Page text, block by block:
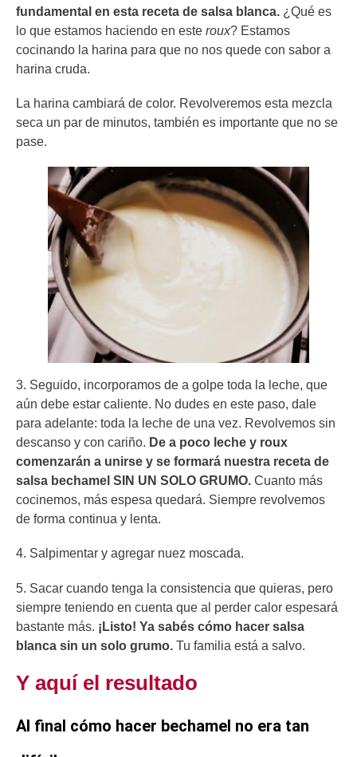
fundamental en esta receta de salsa blanca. ¿Qué es
lo que estamos haciendo en este roux? Estamos
cocinando la harina para que no nos quede con sabor a
harina cruda.
La harina cambiará de color. Revolveremos esta mezcla
seca un par de minutos, también es importante que no se
pase.
3. Seguido, incorporamos de a golpe toda la leche, que
aún debe estar caliente. No dudes en este paso, dale
para adelante: toda la leche de una vez. Revolvemos sin
descanso y con cariño. De a poco leche y roux
comenzarán a unirse y se formará nuestra receta de
salsa bechamel SIN UN SOLO GRUMO. Cuanto más
cocinemos, más espesa quedará. Siempre revolvemos
de forma continua y lenta.
4. Salpimentar y agregar nuez moscada.
5. Sacar cuando tenga la consistencia que quieras, pero
siempre teniendo en cuenta que al perder calor espesará
bastante más. ¡Listo! Ya sabés cómo hacer salsa
blanca sin un solo grumo. Tu familia está a salvo.
Y aquí el resultado
Al final cómo hacer bechamel no era tan